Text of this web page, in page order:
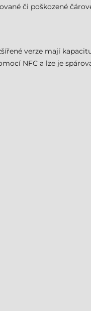
či poškozené
verze mají
NFC a lze je